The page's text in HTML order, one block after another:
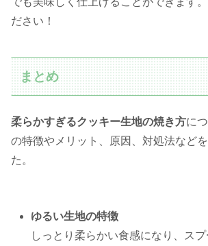
ださい！
まとめ
柔らかすぎるクッキー生地の焼き方に
の特徴やメリット、原因、対処法など
た。
ゆるい生地の特徴
しっとり柔らかい食感になり、ス